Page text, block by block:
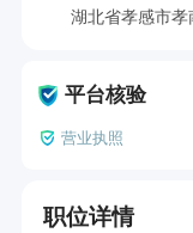
湖北省孝感市
平台核验
营业执照
职位详情